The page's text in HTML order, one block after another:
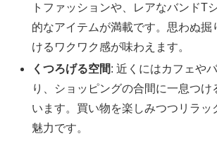
トファッションや、レアなバンドT
的なアイテムが満載です。思わぬ掘
けるワクワク感が味わえます。
くつろげる空間: 近くにはカフェや
り、ショッピングの合間に一息つけ
います。買い物を楽しみつつリラッ
魅力です。